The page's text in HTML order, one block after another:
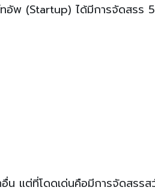
อัพ (Startup) ได้มีการจัดสรร
น แต่ที่โดดเด่นคือมีการจัดสรรส